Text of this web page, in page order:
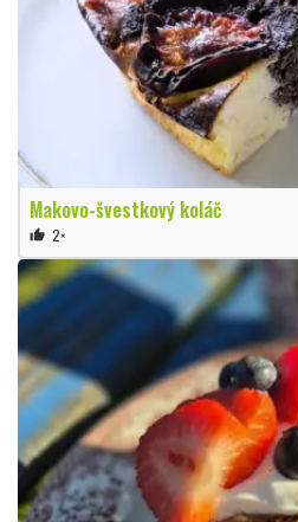
Makovo-švestkový koláč
thumb_up 2×